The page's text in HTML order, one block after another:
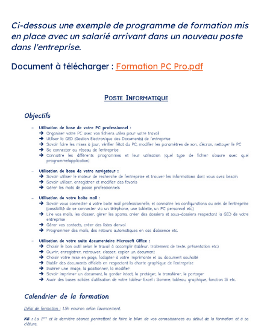
Ci-dessous une exemple de programme de formation mis
en place avec un salarié arrivant dans un nouveau poste
dans l'entreprise.
Document à télécharger : Formation PC Pro.pdf